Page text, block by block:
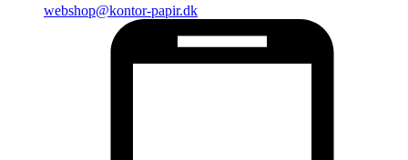
webshop@kontor-papir.dk